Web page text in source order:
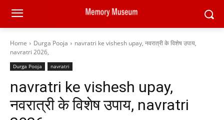
Home Durga Pooja
navratri ke vishesh upay, नवरात्री के विशेष उपाय,
navratri 2026,
Durga Pooja navratri
navratri ke vishesh upay,
नवरात्री के विशेष उपाय, navratri